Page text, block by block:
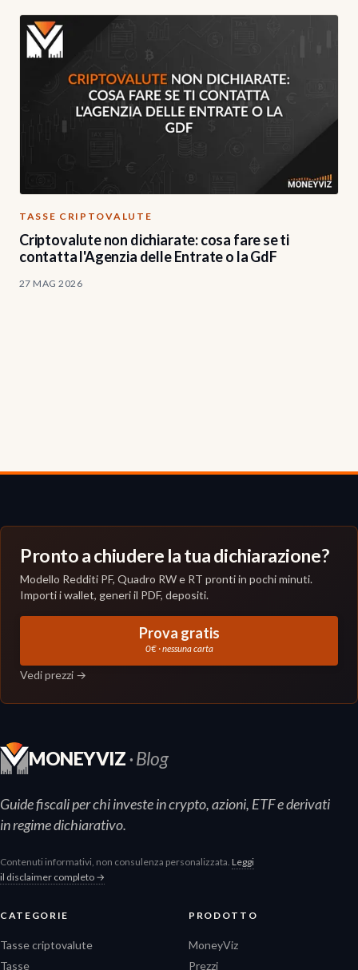
TASSE CRIPTOVALUTE
Criptovalute non dichiarate: cosa fare se ti
contatta l'Agenzia delle Entrate o la GdF
27 MAG 2026
Pronto a chiudere la tua dichiarazione?
Modello Redditi PF, Quadro RW e RT pronti in pochi minuti.
Importi i wallet, generi il PDF, depositi.
Prova gratis
0€ · nessuna carta
Vedi prezzi →
MONEYVIZ· Blog
Guide fiscali per chi investe in crypto, azioni, ETF e derivati
in regime dichiarativo.
Contenuti informativi, non consulenza personalizzata. Leggi
il disclaimer completo →
CATEGORIE
Tasse criptovalute
Tasse
PRODOTTO
MoneyViz
Prezzi